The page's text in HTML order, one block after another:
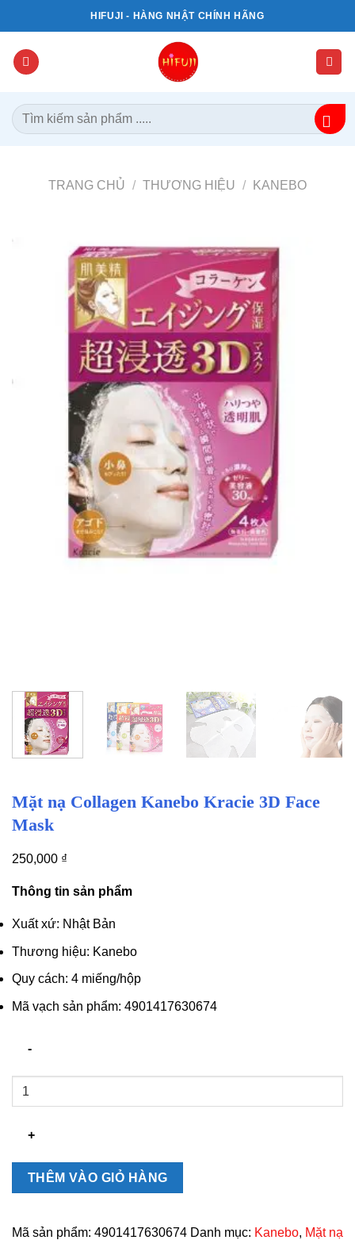
qua
dung
HIFUJI - HÀNG NHẬT CHÍNH HÃNG
Tìm
kiếm:
TRANG CHỦ / THƯƠNG HIỆU / KANEBO
Mặt nạ Collagen Kanebo Kracie 3D Face
Mask
250,000 ₫
Thông tin sản phẩm
Xuất xứ: Nhật Bản
Thương hiệu: Kanebo
Quy cách: 4 miếng/hộp
Mã vạch sản phẩm: 4901417630674
Mặt
Kanebo
Face
số
THÊM VÀO GIỎ HÀNG
Mã sản phẩm: 4901417630674 Danh mục: Kanebo, Mặt nạ